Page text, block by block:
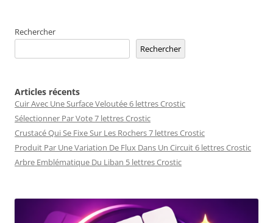
Rechercher
Rechercher
Articles récents
Cuir Avec Une Surface Veloutée 6 lettres Crostic
Sélectionner Par Vote 7 lettres Crostic
Crustacé Qui Se Fixe Sur Les Rochers 7 lettres Crostic
Produit Par Une Variation De Flux Dans Un Circuit 6 lettres Crostic
Arbre Emblématique Du Liban 5 lettres Crostic